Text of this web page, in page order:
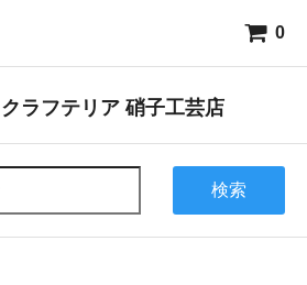
0
ラフテリア 硝子工芸店
検索